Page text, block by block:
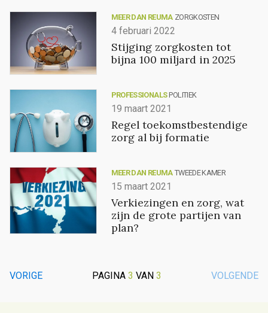
MEER DAN REUMA ZORGKOSTEN
4 februari 2022
Stijging zorgkosten tot
bijna 100 miljard in 2025
PROFESSIONALS POLITIEK
19 maart 2021
Regel toekomstbestendige
zorg al bij formatie
MEER DAN REUMA TWEEDE KAMER
15 maart 2021
Verkiezingen en zorg, wat
zijn de grote partijen van
plan?
VORIGE PAGINA 3 VAN 3 VOLGENDE